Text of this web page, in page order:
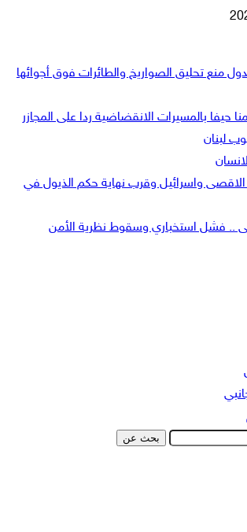
منع تحليق الصواريخ والطائرات فوق أجوائها
حيفا بالمسيرات الانقضاضية ردا على المجازر
لبنان
واسرائيل وقرب نهاية حكم الذيول في
.. فشل استخباري وسقوط نظرية الأمن
بحث عن